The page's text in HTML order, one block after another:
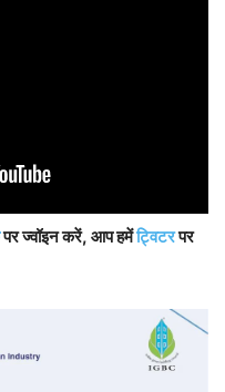
पर ज्वॉइन करें, आप हमेंट्विटरपर